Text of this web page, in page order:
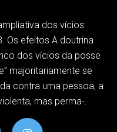
dos vícios:
Os efeitos A doutrina
dos vícios da posse
majoritariamente se
contra uma pessoa, a
mas perma-.